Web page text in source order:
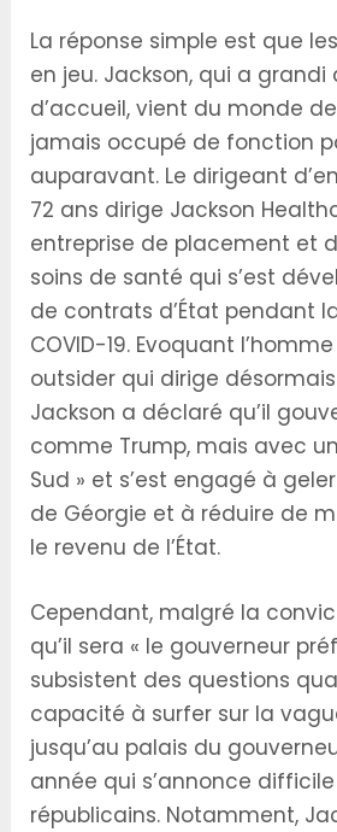
La réponse simple est que
en jeu. Jackson, qui a
d’accueil, vient du monde
jamais occupé de fonction
auparavant. Le dirigeant
72 ans dirige Jackson
entreprise de placement et
soins de santé qui s’est
de contrats d’État pendant
COVID-19. Evoquant
outsider qui dirige
Jackson a déclaré qu’il
comme Trump, mais avec
Sud » et s’est engagé à
de Géorgie et à réduire de
le revenu de l’État.
Cependant, malgré la
qu’il sera « le gouverneur
subsistent des questions
capacité à surfer sur la
jusqu’au palais du
année qui s’annonce
républicains. Notamment,